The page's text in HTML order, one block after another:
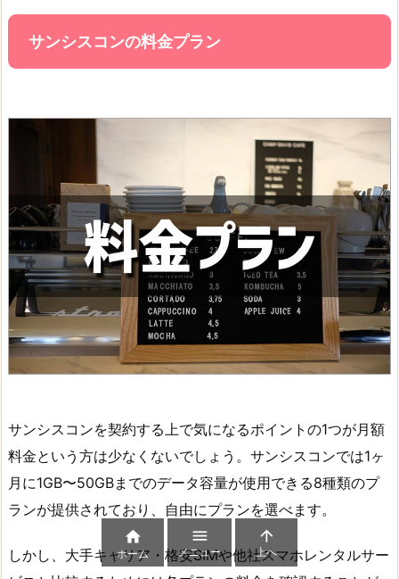
サンシスコンの料金プラン
サンシスコンを契約する上で気になるポイントの1つが月額
料金という方は少なくないでしょう。サンシスコンでは1ヶ
月に1GB〜50GBまでのデータ容量が使用できる8種類のプ
ランが提供されており、自由にプランを選べます。
しかし、大手キャリア・格安SIMや他社スマホレンタルサー

ホーム

メニュー

上へ